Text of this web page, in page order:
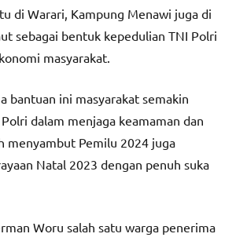
di Warari, Kampung Menawi juga di
sebagai bentuk kepedulian TNI Polri
masyarakat.
bantuan ini masyarakat semakin
dalam menjaga keamaman dan
menyambut Pemilu 2024 juga
Natal 2023 dengan penuh suka
Woru salah satu warga penerima